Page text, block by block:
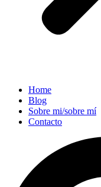
Home
Blog
Sobre mi/sobre mí
Contacto